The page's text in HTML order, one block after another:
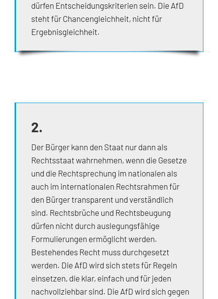
dürfen Entscheidungskriterien sein. Die AfD
steht für Chancengleichheit, nicht für
Ergebnisgleichheit.
2.
Der Bürger kann den Staat nur dann als
Rechtsstaat wahrnehmen, wenn die Gesetze
und die Rechtsprechung im nationalen als
auch im internationalen Rechtsrahmen für
den Bürger transparent und verständlich
sind. Rechtsbrüche und Rechtsbeugung
dürfen nicht durch auslegungsfähige
Formulierungen ermöglicht werden.
Bestehendes Recht muss durchgesetzt
werden. Die AfD wird sich stets für Regeln
einsetzen, die klar, einfach und für jeden
nachvollziehbar sind. Die AfD wird sich gegen